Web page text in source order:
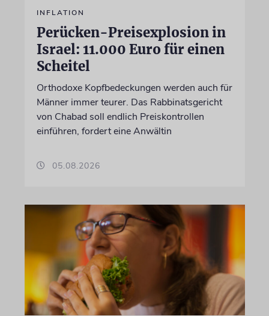
INFLATION
Perücken-Preisexplosion in
Israel: 11.000 Euro für einen
Scheitel
Orthodoxe Kopfbedeckungen werden auch für
Männer immer teurer. Das Rabbinatsgericht
von Chabad soll endlich Preiskontrollen
einführen, fordert eine Anwältin
05.08.2026